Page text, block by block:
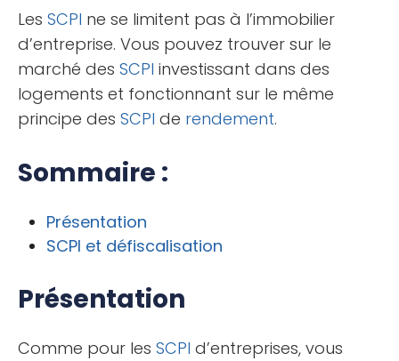
Les SCPI ne se limitent pas à l’immobilier
d’entreprise. Vous pouvez trouver sur le
marché des SCPI investissant dans des
logements et fonctionnant sur le même
principe des SCPI de rendement.
Sommaire :
Présentation
SCPI et défiscalisation
Présentation
Comme pour les SCPI d’entreprises, vous